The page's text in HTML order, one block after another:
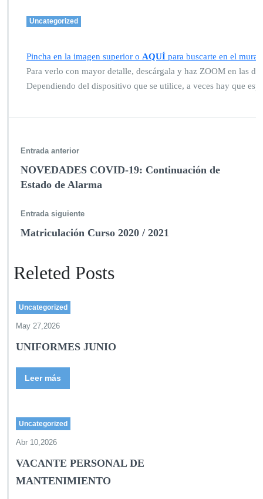
a
a
l
s
Uncategorized
Pincha en la imagen superior o AQUÍ para buscarte en el mural.
Para verlo con mayor detalle, descárgala y haz ZOOM en las
Dependiendo del dispositivo que se utilice, a veces hay que
Entrada anterior
NOVEDADES COVID-19: Continuación de
Estado de Alarma
Entrada siguiente
Matriculación Curso 2020 / 2021
Releted Posts
Uncategorized
May 27,2026
UNIFORMES JUNIO
Leer más
Uncategorized
Abr 10,2026
VACANTE PERSONAL DE
MANTENIMIENTO